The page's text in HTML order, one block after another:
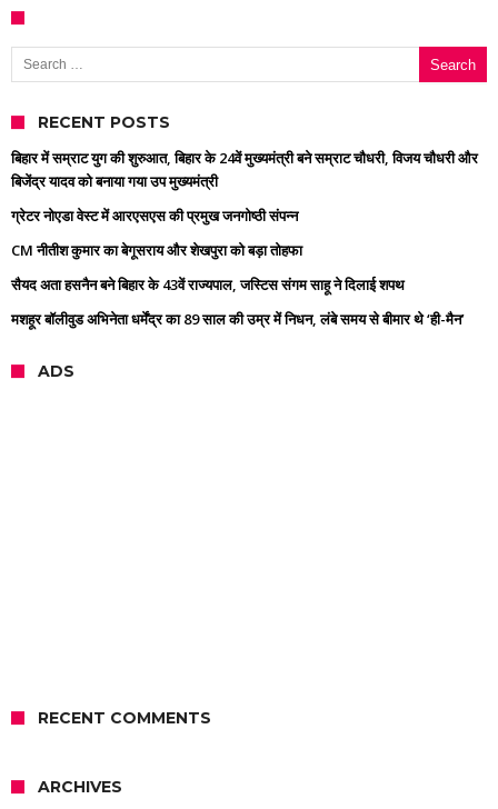
Search for:
RECENT POSTS
बिहार में सम्राट युग की शुरुआत, बिहार के 24वें मुख्यमंत्री बने सम्राट चौधरी, विजय चौधरी और
बिजेंद्र यादव को बनाया गया उप मुख्यमंत्री
ग्रेटर नोएडा वेस्ट में आरएसएस की प्रमुख जनगोष्ठी संपन्न
CM नीतीश कुमार का बेगूसराय और शेखपुरा को बड़ा तोहफा
सैयद अता हसनैन बने बिहार के 43वें राज्यपाल, जस्टिस संगम साहू ने दिलाई शपथ
मशहूर बॉलीवुड अभिनेता धर्मेंद्र का 89 साल की उम्र में निधन, लंबे समय से बीमार थे ‘ही-मैन’
ADS
RECENT COMMENTS
ARCHIVES